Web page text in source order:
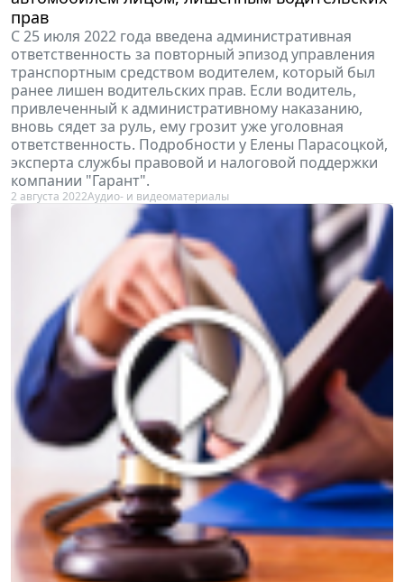
прав
С 25 июля 2022 года введена административная
ответственность за повторный эпизод управления
транспортным средством водителем, который был
ранее лишен водительских прав. Если водитель,
привлеченный к административному наказанию,
вновь сядет за руль, ему грозит уже уголовная
ответственность. Подробности у Елены Парасоцкой,
эксперта службы правовой и налоговой поддержки
компании "Гарант".
2 августа 2022Аудио- и видеоматериалы